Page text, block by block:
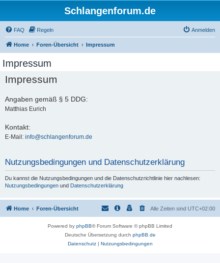
Schlangenforum.de
FAQ Regeln Anmelden
Home Foren-Übersicht Impressum
Impressum
Impressum
Angaben gemäß § 5 DDG:
Matthias Eurich
Kontakt:
E-Mail: info@schlangenforum.de
Nutzungsbedingungen und Datenschutzerklärung
Du kannst die Nutzungsbedingungen und die Datenschutzrichtlinie hier nachlesen:
Nutzungsbedingungen und Datenschutzerklärung
Home Foren-Übersicht Alle Zeiten sind UTC+02:00
Powered by phpBB® Forum Software © phpBB Limited
Deutsche Übersetzung durch phpBB.de
Datenschutz| Nutzungsbedingungen